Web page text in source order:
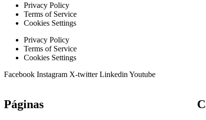
Privacy Policy
Terms of Service
Cookies Settings
Privacy Policy
Terms of Service
Cookies Settings
Facebook Instagram X-twitter Linkedin Youtube
Páginas